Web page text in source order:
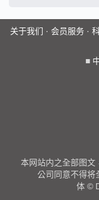
关于我们 · 会员服务·
■
本网站内之全部图文
公司同意不得将
体 ©